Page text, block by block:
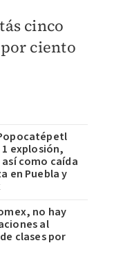
cinco
ciento
explosión,
como caída
en Puebla y
no hay
al
clases por